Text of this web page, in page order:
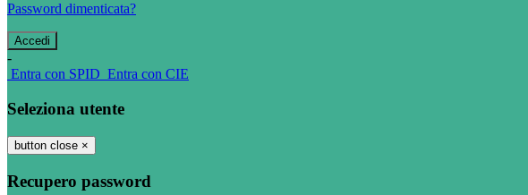
Password dimenticata?
-
Entra con SPID Entra con CIE
Seleziona utente
button close ×
Recupero password